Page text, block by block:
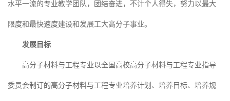
水平一流的专业教学团队，团结奋进，不计个人得失，努力以最大
限度和最快速度建设和发展工大高分子事业。
发展目标
高分子材料与工程专业以全国高校高分子材料与工程专业指导
委员会制订的高分子材料与工程专业培养计划、培养目标、培养规